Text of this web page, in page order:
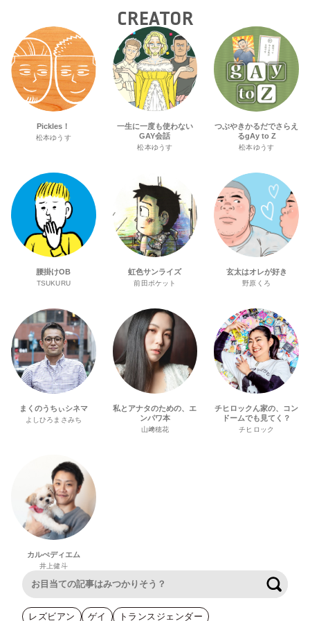
CREATOR
Pickles！
松本ゆうす
一生に一度も使わない
GAY会話
松本ゆうす
つぶやきかるだでさらえ
るgAy to Z
松本ゆうす
腰掛けOB
TSUKURU
虹色サンライズ
前田ポケット
玄太はオレが好き
野原くろ
まくのうちぃシネマ
よしひろまさみち
私とアナタのための、エ
ンパワ本
山﨑穂花
チヒロックん家の、コン
ドームでも見てく？
チヒロック
カルぺディエム
井上健斗
レズビアン ゲイ トランスジェンダー